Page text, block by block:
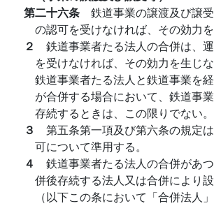
第二十六条 鉄道事業の譲渡及び譲
の認可を受けなければ、その効力を
２ 鉄道事業者たる法人の合併は、
を受けなければ、その効力を生じな
鉄道事業者たる法人と鉄道事業を
が合併する場合において、鉄道事
存続するときは、この限りでない。
３ 第五条第一項及び第六条の規定
可について準用する。
４ 鉄道事業者たる法人の合併があ
併後存続する法人又は合併により
（以下この条において「合併法人